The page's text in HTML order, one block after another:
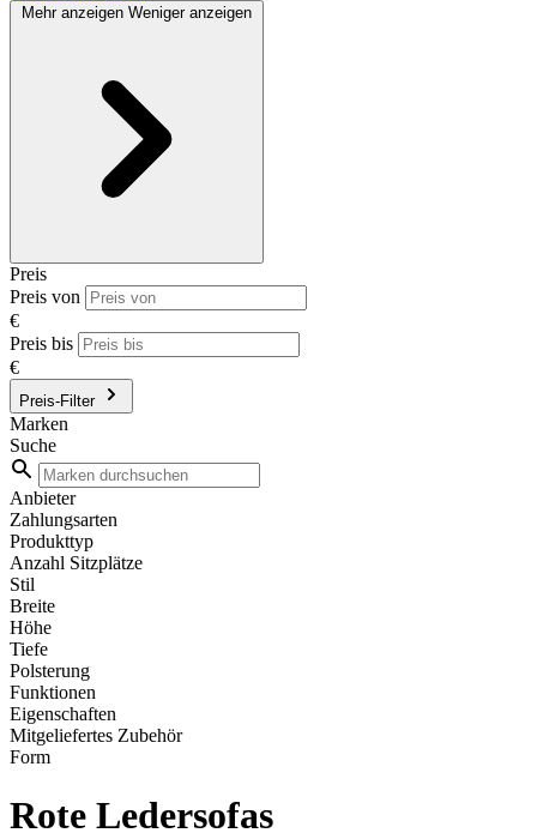
Mehr anzeigen Weniger anzeigen
Preis
Preis von
€
Preis bis
€
Preis-Filter
Marken
Suche
Anbieter
Zahlungsarten
Produkttyp
Anzahl Sitzplätze
Stil
Breite
Höhe
Tiefe
Polsterung
Funktionen
Eigenschaften
Mitgeliefertes Zubehör
Form
Rote Ledersofas